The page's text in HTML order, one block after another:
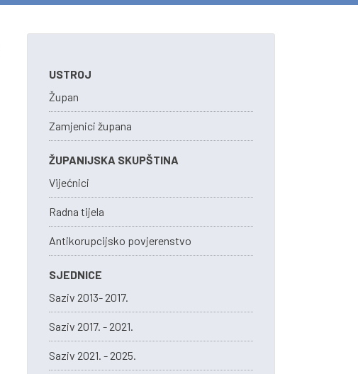
USTROJ
Župan
Zamjenici župana
ŽUPANIJSKA SKUPŠTINA
Vijećnici
Radna tijela
Antikorupcijsko povjerenstvo
SJEDNICE
Saziv 2013- 2017.
Saziv 2017. - 2021.
Saziv 2021. - 2025.